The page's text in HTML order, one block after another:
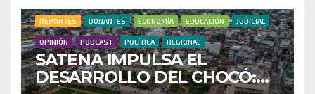
DEPORTES DONANTES ECONOMÍA EDUCACIÓN JUDICIAL
OPINIÓN PODCAST POLÍTICA REGIONAL
SATENA IMPULSA EL
DESARROLLO DEL CHOCÓ: